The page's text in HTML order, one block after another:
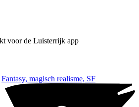
voor de Luisterrijk app
Fantasy, magisch realisme, SF